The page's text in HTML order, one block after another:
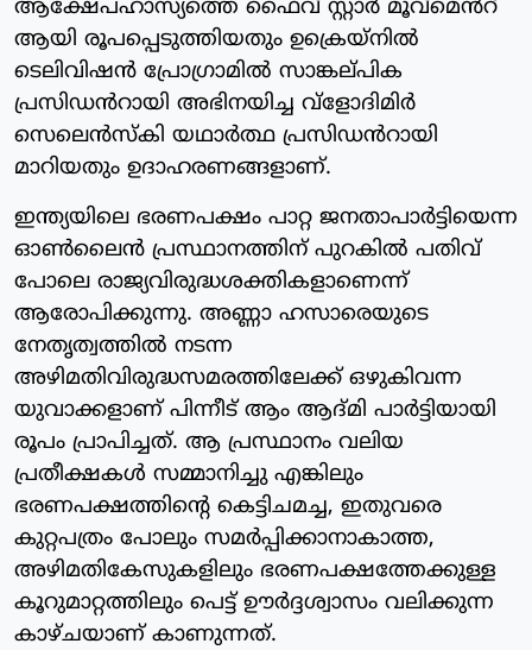
ആക്ഷേപഹാസ്യത്തെ ഫൈവ് സ്റ്റാർ മൂവ്മെൻറ്
ആയി രൂപപ്പെടുത്തിയതും ഉക്രെയ്നിൽ
ടെലിവിഷൻ പ്രോഗ്രാമിൽ സാങ്കല്‌പിക
പ്രസിഡൻറായി അഭിനയിച്ച വ്ളോദിമിർ
സെലെൻസ്ക‌ി യഥാർത്ഥ പ്രസിഡൻറായി
മാറിയതും ഉദാഹരണങ്ങളാണ്.
ഇന്ത്യയിലെ ഭരണപക്ഷം പാറ്റ ജനതാപാർട്ടിയെന്ന
ഓൺലൈൻ പ്രസ്ഥാനത്തിന് പുറകിൽ പതിവ്
പോലെ രാജ്യവിരുദ്ധശക്തികളാണെന്ന്
ആരോപിക്കുന്നു. അണ്ണാ ഹസാരെയുടെ
നേതൃത്വത്തിൽ നടന്ന
അഴിമതിവിരുദ്ധസമരത്തിലേക്ക് ഒഴുകിവന്ന
യുവാക്കളാണ് പിന്നീട് ആം ആദ്‌മി പാർട്ടിയായി
രൂപം പ്രാപിച്ചത്. ആ പ്രസ്ഥാനം വലിയ
പ്രതീക്ഷകൾ സമ്മാനിച്ചു എങ്കിലും
ഭരണപക്ഷത്തിന്റെ കെട്ടിചമച്ച, ഇതുവരെ
കുറ്റപത്രം പോലും സമർപ്പിക്കാനാകാത്ത,
അഴിമതികേസുകളിലും ഭരണപക്ഷത്തേക്കുള്ള
കൂറുമാറ്റത്തിലും പെട്ട് ഊർദ്ദശ്വാസം വലിക്കുന്ന
കാഴ്‌ചയാണ് കാണുന്നത്.